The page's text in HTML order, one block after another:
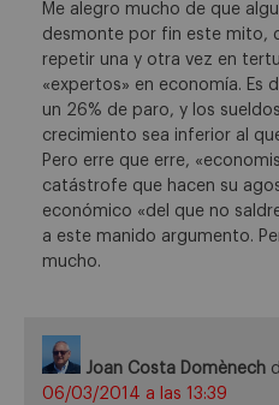
Me alegro mucho de que
desmonte por fin este mito,
repetir una y otra vez en
«expertos» en economía. Es
un 26% de paro, y los
crecimiento sea inferior al
Pero erre que erre,
catástrofe que hacen su
económico «del que no
a este manido argumento.
mucho.
Joan Costa Domènech
06/03/2014 a las 13:39